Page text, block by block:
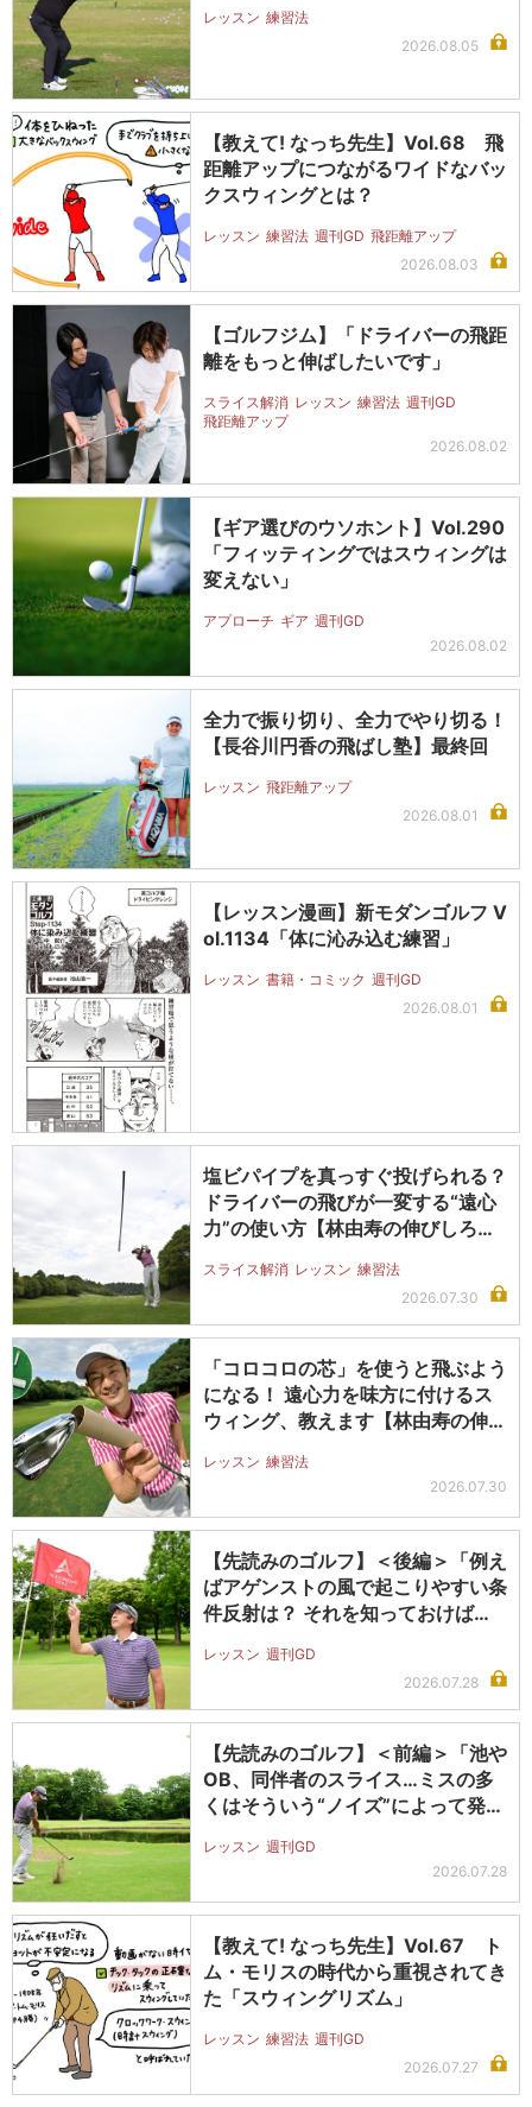
レッスン 練習法
2026.08.05
【教えて! なっち先生】Vol.68 飛
距離アップにつながるワイドなバッ
クスウィングとは？
レッスン 練習法 週刊GD 飛距離アップ
2026.08.03
【ゴルフジム】「ドライバーの飛距
離をもっと伸ばしたいです」
スライス解消 レッスン 練習法 週刊GD
飛距離アップ
2026.08.02
【ギア選びのウソホント】Vol.290
「フィッティングではスウィングは
変えない」
アプローチ ギア 週刊GD
2026.08.02
全力で振り切り、全力でやり切る！
【長谷川円香の飛ばし塾】最終回
レッスン 飛距離アップ
2026.08.01
【レッスン漫画】新モダンゴルフ V
ol.1134「体に沁み込む練習」
レッスン 書籍・コミック 週刊GD
2026.08.01
塩ビパイプを真っすぐ投げられる？
ドライバーの飛びが一変する“遠心
力”の使い方【林由寿の伸びしろ覚
スライス解消 レッスン 練習法
2026.07.30
「コロコロの芯」を使うと飛ぶよう
になる！ 遠心力を味方に付けるス
ウィング、教えます【林由寿の伸び
レッスン 練習法
2026.07.30
【先読みのゴルフ】＜後編＞「例え
ばアゲンストの風で起こりやすい条
件反射は？ それを知っておけば大
レッスン 週刊GD
2026.07.28
【先読みのゴルフ】＜前編＞「池や
OB、同伴者のスライス…ミスの多
くはそういう“ノイズ”によって発生
レッスン 週刊GD
2026.07.28
【教えて! なっち先生】Vol.67 ト
ム・モリスの時代から重視されてき
た「スウィングリズム」
レッスン 練習法 週刊GD
2026.07.27